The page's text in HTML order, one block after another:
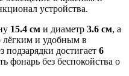
устройства.
15.4 см и диаметр 3.6 см, а
лёгким и удобным в
подзарядки достигает 6
фонарь без беспокойства о